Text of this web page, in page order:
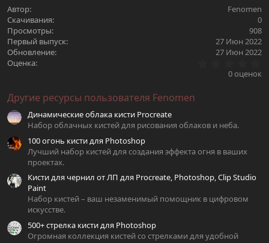
Автор
Fenomen
Скачивания
0
Просмотры
908
Первый выпуск
27 Июн 2022
Обновление
27 Июн 2022
Оценка
0
0 оценок
Другие ресурсы пользователя Fenomen
Динамические облака кисти Procreate
Набор облачных кистей для рисования облаков и неба.
100 огонь кисти для Photoshop
Лучший набор кистей для создания эффекта огня в ваших
проектах.
Кисти для чернил от ЛП для Procreate, Photoshop, Clip Studio
Paint
Набор кистей – ваш незаменимый помощник в цифровом
искусстве.
500+ стрелка кисти для Photoshop
Огромная коллекция кистей со стрелками для удобной